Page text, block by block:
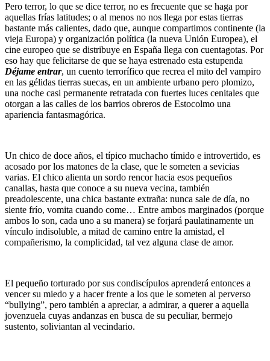
Pero terror, lo que se dice terror, no es frecuente que se haga por
aquellas frías latitudes; o al menos no nos llega por estas tierras
bastante más calientes, dado que, aunque compartimos continente (la
vieja Europa) y organización política (la nueva Unión Europea), el
cine europeo que se distribuye en España llega con cuentagotas. Por
eso hay que felicitarse de que se haya estrenado esta estupenda
Déjame entrar, un cuento terrorífico que recrea el mito del vampiro
en las gélidas tierras suecas, en un ambiente urbano pero plomizo,
una noche casi permanente retratada con fuertes luces cenitales que
otorgan a las calles de los barrios obreros de Estocolmo una
apariencia fantasmagórica.
Un chico de doce años, el típico muchacho tímido e introvertido, es
acosado por los matones de la clase, que le someten a sevicias
varias. El chico alienta un sordo rencor hacia esos pequeños
canallas, hasta que conoce a su nueva vecina, también
preadolescente, una chica bastante extraña: nunca sale de día, no
siente frío, vomita cuando come… Entre ambos marginados (porque
ambos lo son, cada uno a su manera) se forjará paulatinamente un
vínculo indisoluble, a mitad de camino entre la amistad, el
compañerismo, la complicidad, tal vez alguna clase de amor.
El pequeño torturado por sus condiscípulos aprenderá entonces a
vencer su miedo y a hacer frente a los que le someten al perverso
“bullying”, pero también a apreciar, a admirar, a querer a aquella
jovenzuela cuyas andanzas en busca de su peculiar, bermejo
sustento, soliviantan al vecindario.